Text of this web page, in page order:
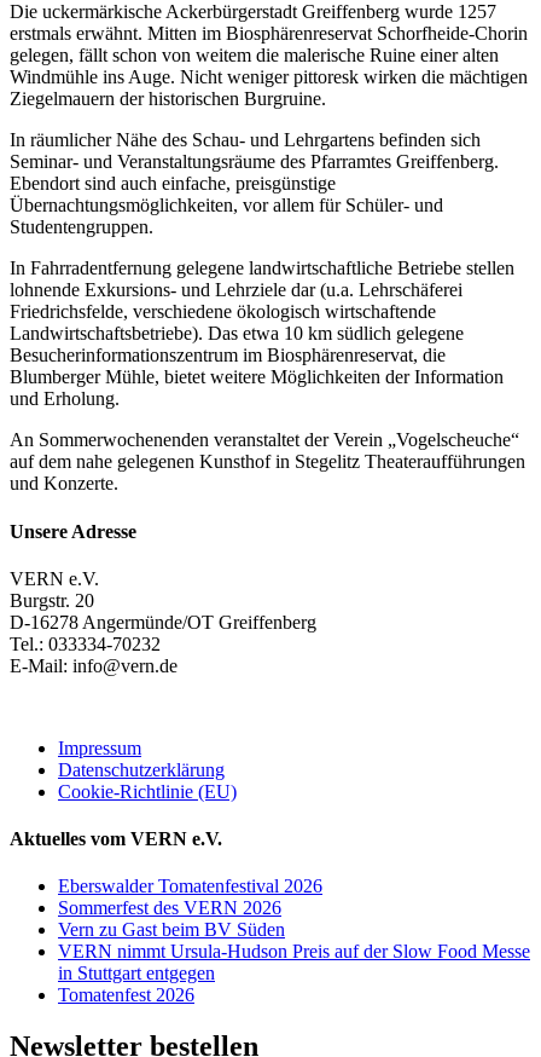
Die uckermärkische Ackerbürgerstadt Greiffenberg wurde 1257
erstmals erwähnt. Mitten im Biosphärenreservat Schorfheide-Chorin
gelegen, fällt schon von weitem die malerische Ruine einer alten
Windmühle ins Auge. Nicht weniger pittoresk wirken die mächtigen
Ziegelmauern der historischen Burgruine.
In räumlicher Nähe des Schau- und Lehrgartens befinden sich
Seminar- und Veranstaltungsräume des Pfarramtes Greiffenberg.
Ebendort sind auch einfache, preisgünstige
Übernachtungsmöglichkeiten, vor allem für Schüler- und
Studentengruppen.
In Fahrradentfernung gelegene landwirtschaftliche Betriebe stellen
lohnende Exkursions- und Lehrziele dar (u.a. Lehrschäferei
Friedrichsfelde, verschiedene ökologisch wirtschaftende
Landwirtschaftsbetriebe). Das etwa 10 km südlich gelegene
Besucherinformationszentrum im Biosphärenreservat, die
Blumberger Mühle, bietet weitere Möglichkeiten der Information
und Erholung.
An Sommerwochenenden veranstaltet der Verein „Vogelscheuche“
auf dem nahe gelegenen Kunsthof in Stegelitz Theateraufführungen
und Konzerte.
Unsere Adresse
VERN e.V.
Burgstr. 20
D-16278 Angermünde/OT Greiffenberg
Tel.: 033334-70232
E-Mail: info@vern.de
Impressum
Datenschutzerklärung
Cookie-Richtlinie (EU)
Aktuelles vom VERN e.V.
Eberswalder Tomatenfestival 2026
Sommerfest des VERN 2026
Vern zu Gast beim BV Süden
VERN nimmt Ursula-Hudson Preis auf der Slow Food Messe
in Stuttgart entgegen
Tomatenfest 2026
Newsletter bestellen